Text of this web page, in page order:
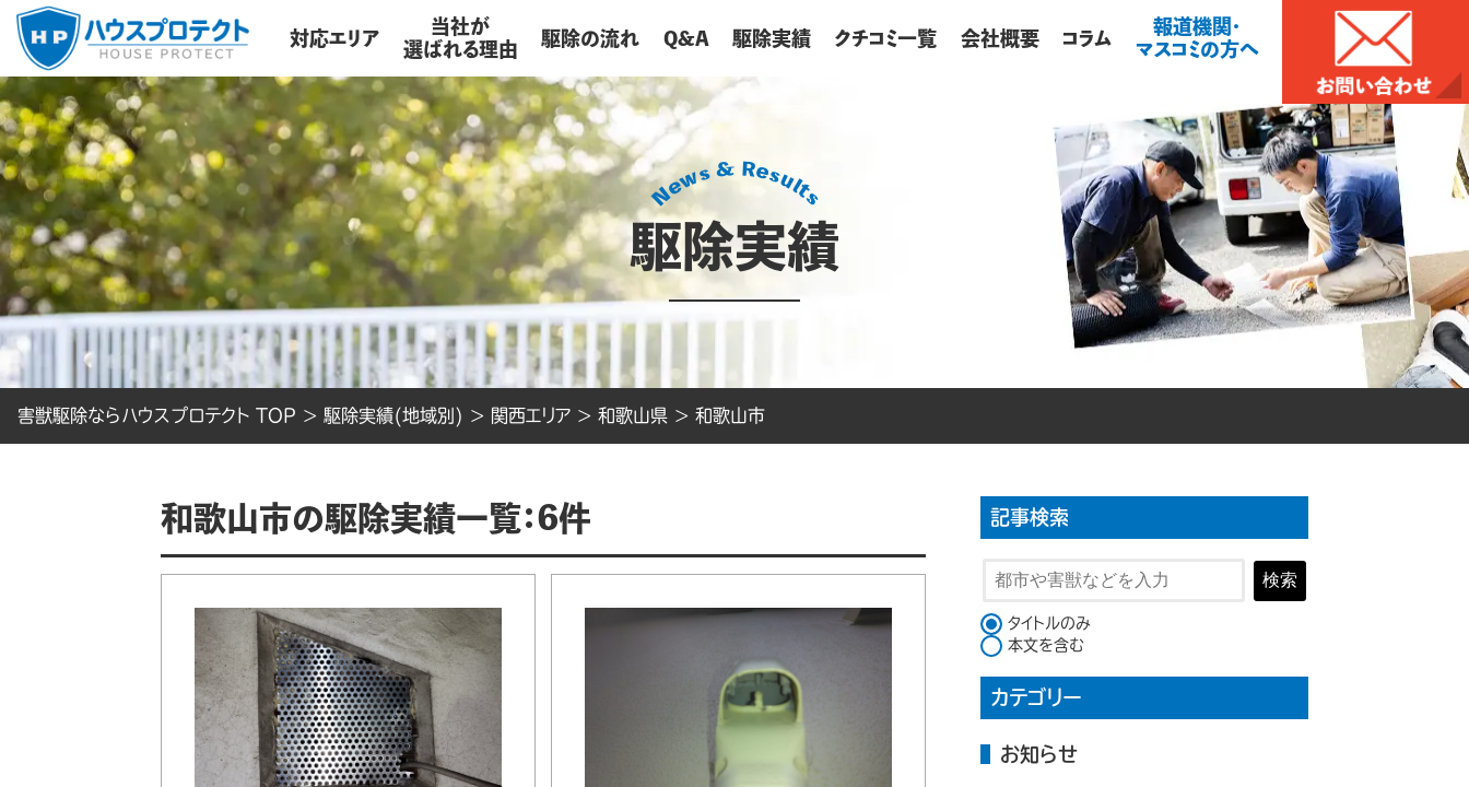
対応エリア
当社が
選ばれる理由
駆除の流れ Q&A 駆除実績 クチコミ一覧 会社概要 コラム
報道機関・
マスコミの方へ
駆除実績
害獣駆除ならハウスプロテクト TOP > 駆除実績(地域別) > 関西エリア > 和歌山県 > 和歌山市
和歌山市の駆除実績一覧：6件 記事検索
検索
検索対象
タイトルのみ
本文を含む
カテゴリー
お知らせ